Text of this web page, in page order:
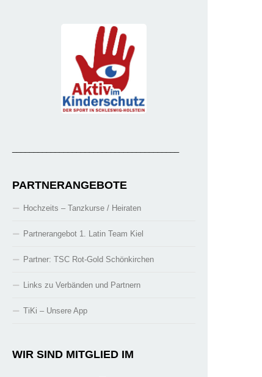
PARTNERANGEBOTE
Hochzeits – Tanzkurse / Heiraten
Partnerangebot 1. Latin Team Kiel
Partner: TSC Rot-Gold Schönkirchen
Links zu Verbänden und Partnern
TiKi – Unsere App
WIR SIND MITGLIED IM